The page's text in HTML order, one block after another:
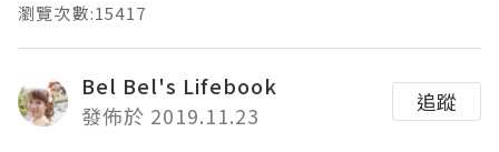
瀏覽次數:15417
Bel Bel's Lifebook
發佈於 2019.11.23
追蹤